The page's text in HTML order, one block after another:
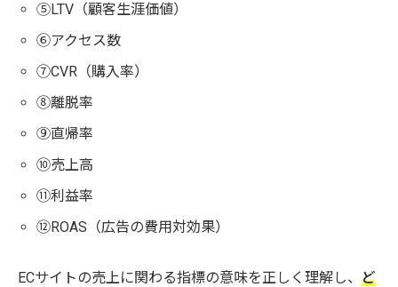
⑤LTV（顧客生涯価値）
⑥アクセス数
⑦CVR（購入率）
⑧離脱率
⑨直帰率
⑩売上高
⑪利益率
⑫ROAS（広告の費用対効果）
ECサイトの売上に関わる指標の意味を正しく理解し、 ど